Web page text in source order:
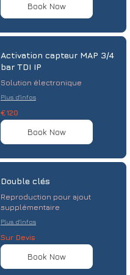
Book Now
Activation capteur MAP 3/4
bar TDI IP
Solution électronique
Plus d'infos
120
euros
€120
Book Now
Double clés
Reproduction pour ajout
supplémentaire
Plus d'infos
Sur
Devis
Sur Devis
Book Now